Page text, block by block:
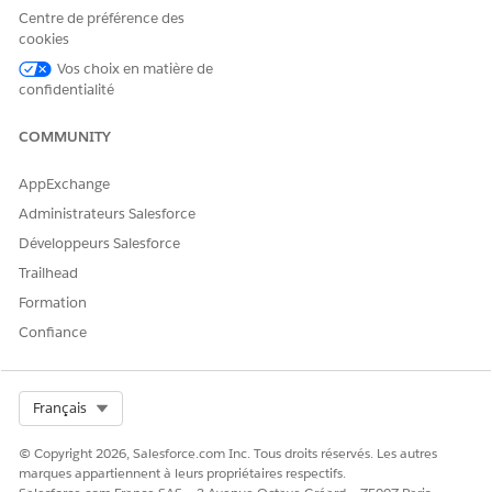
l'approbation du responsable est attendu. Utilisez Flow
Builder pour définir une logique d'acheminement
personnalisée et des workflows d'exécution.
Dites-nous ce que nous pouvons améliorer !
Centre de préférence des
cookies
Vos choix en matière de
confidentialité
COMMUNITY
AppExchange
Administrateurs Salesforce
Développeurs Salesforce
Trailhead
Formation
Confiance
Français
© Copyright 2026, Salesforce.com Inc. Tous droits réservés. Les autres
marques appartiennent à leurs propriétaires respectifs.